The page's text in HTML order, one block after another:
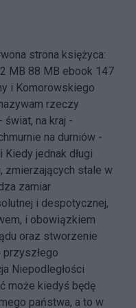
strona księżyca:
MB 88 MB ebook 147
i Komorowskiego
rzeczy
świat, na kraj -
na durniów -
jednak długi
zmierzających stale w
zamiar
i despotycznej,
i obowiązkiem
oraz stworzenie
przyszłego
Niepodległości
może kiedyś będę
państwa, a to w